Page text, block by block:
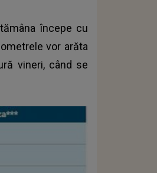
începe cu
vor arăta
vineri, când se